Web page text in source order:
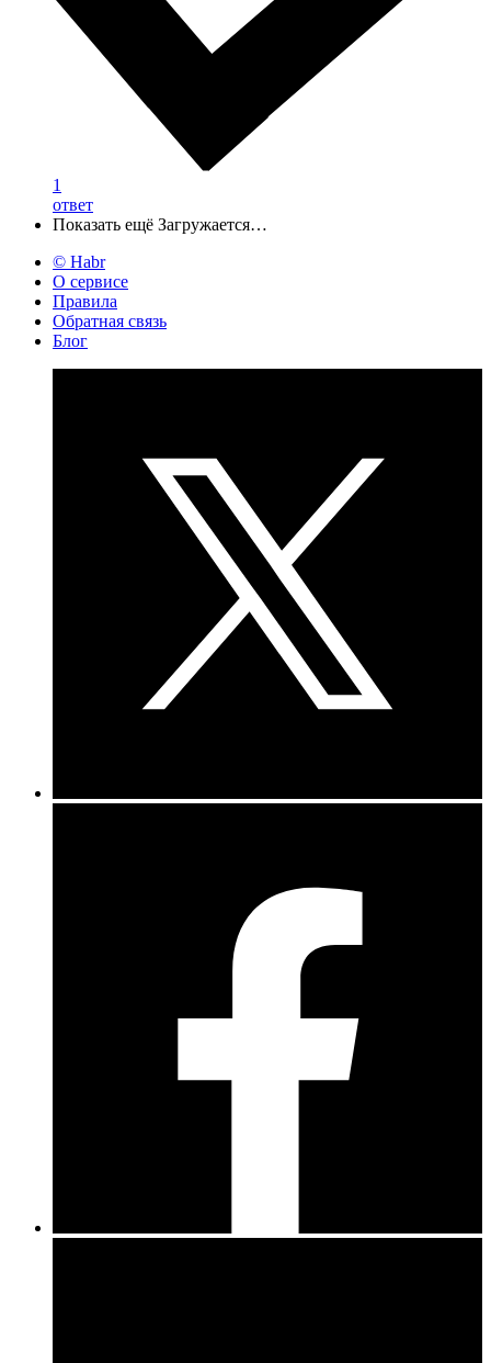
1
ответ
Показать ещё Загружается…
© Habr
О сервисе
Правила
Обратная связь
Блог